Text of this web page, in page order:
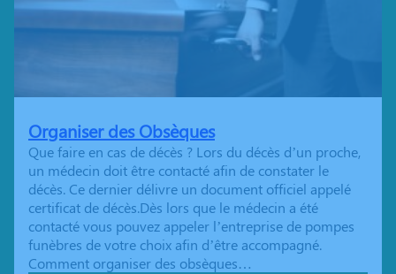
Organiser des Obsèques
Que faire en cas de décès ? Lors du décès d’un proche,
un médecin doit être contacté afin de constater le
décès. Ce dernier délivre un document officiel appelé
certificat de décès.Dès lors que le médecin a été
contacté vous pouvez appeler l’entreprise de pompes
funèbres de votre choix afin d’être accompagné.
Comment organiser des obsèques…